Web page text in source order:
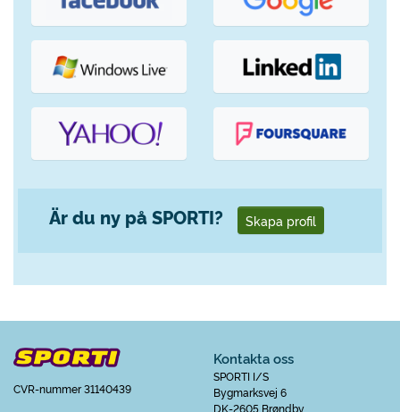
Är du ny på SPORTI? Skapa profil
CVR-nummer 31140439
Kontakta oss
SPORTI I/S
Bygmarksvej 6
DK-2605 Brøndby